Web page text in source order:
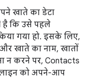
खाते का डेटा
है कि उसे पहले
गया हो. इसके लिए,
खाते का नाम, खातों
न करने पर, Contacts
को अपने-आप